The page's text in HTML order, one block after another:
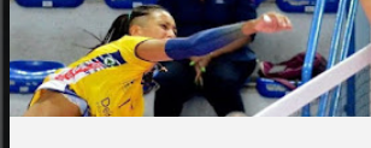
t
a
g